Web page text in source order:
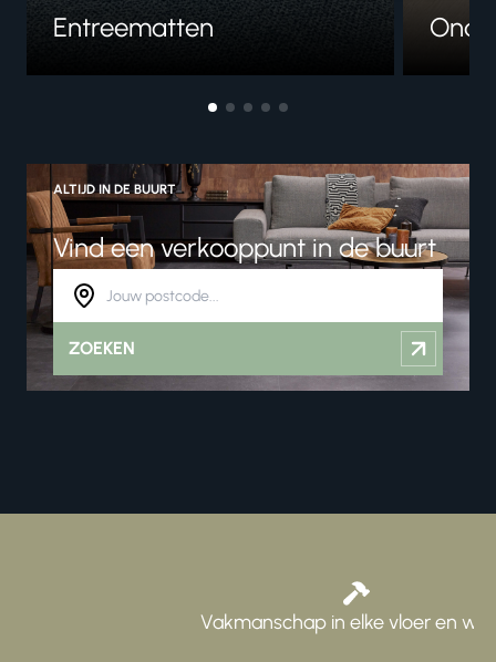
Entreematten
ALTIJD IN DE BUURT
Vind een verkooppunt in de buurt
ZOEKEN
Vakmanschap in elke vloer en wand